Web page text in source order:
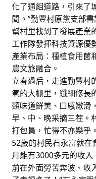
化了通組道路，引來了
間。”勤豐村原黨支部
幫村里找到了發展產業
工作隊發揮科技資源優
產業布局：種植食用菌
農文旅融合。
立春過后，走進勤豐村
氧的大棚里，纖細修長
類味道鮮美、口感嫩滑
早、中、晚采摘三茬。
打包員，忙得不亦樂乎。
52歲的村民石永富就在
月能有3000多元的收
前在外面勞苦奔波、收